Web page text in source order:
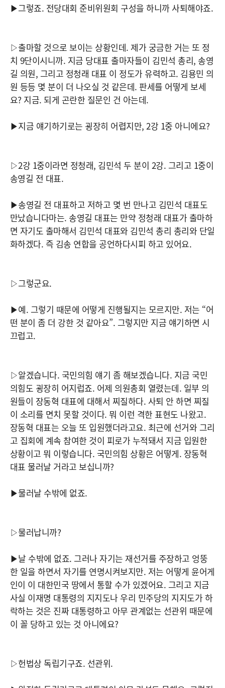
▶그렇죠. 전당대회 준비위원회 구성을 하니까 사퇴해야죠.
▷출마할 것으로 보이는 상황인데. 제가 궁금한 거는 또 정
치 9단이시니까. 지금 당대표 출마자들이 김민석 총리, 송영
길 의원, 그리고 정청래 대표 이 정도가 유력하고. 김용민 의
원 등등 몇 분이 더 나오실 것 같은데. 판세를 어떻게 보세
요? 지금. 되게 곤란한 질문인 건 아는데.
▶지금 얘기하기로는 굉장히 어렵지만, 2강 1중 아니에요?
▷2강 1중이라면 정청래, 김민석 두 분이 2강. 그리고 1중이
송영길 전 대표.
▶송영길 전 대표하고 저하고 몇 번 만나고 김민석 대표도
만났습니다마는. 송영길 대표는 만약 정청래 대표가 출마하
면 자기도 출마해서 김민석 대표와 김민석 총리 총리와 단일
화하겠다. 즉 김송 연합을 공언하다시피 하고 있어요.
▷그렇군요.
▶예. 그렇기 때문에 어떻게 진행될지는 모르지만. 저는 “어
떤 분이 좀 더 강한 것 같아요”. 그렇지만 지금 얘기하면 시
끄럽고.
▷알겠습니다. 국민의힘 얘기 좀 해보겠습니다. 지금 국민
의힘도 굉장히 어지럽죠. 어제 의원총회 열렸는데. 일부 의
원들이 장동혁 대표에 대해서 찌질하다. 사퇴 안 하면 찌질
이 소리를 면치 못할 것이다. 뭐 이런 격한 표현도 나왔고.
장동혁 대표는 오늘 또 입원했더라고요. 최근에 선거와 그리
고 집회에 계속 참여한 것이 피로가 누적돼서 지금 입원한
상황이고 뭐 이렇습니다. 국민의힘 상황은 어떻게. 장동혁
대표 물러날 거라고 보십니까?
▶물러날 수밖에 없죠.
▷물러납니까?
▶날 수밖에 없죠. 그러나 자기는 재선거를 주장하고 엉뚱
한 일을 하면서 자기를 연명시켜보지만. 저는 어떻게 윤어게
인이 이 대한민국 땅에서 통할 수가 있겠어요. 그리고 지금
사실 이재명 대통령의 지지도나 우리 민주당의 지지도가 하
락하는 것은 진짜 대통령하고 아무 관계없는 선관위 때문에
이 꼴 당하고 있는 것 아니에요?
▷헌법상 독립기구죠. 선관위.